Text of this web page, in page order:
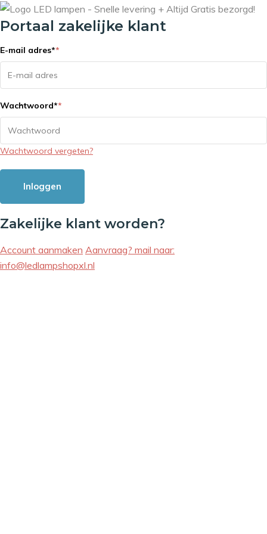
Portaal zakelijke klant
E-mail adres**
Wachtwoord**
Wachtwoord vergeten?
Inloggen
Zakelijke klant worden?
Account aanmaken Aanvraag? mail naar:
info@ledlampshopxl.nl